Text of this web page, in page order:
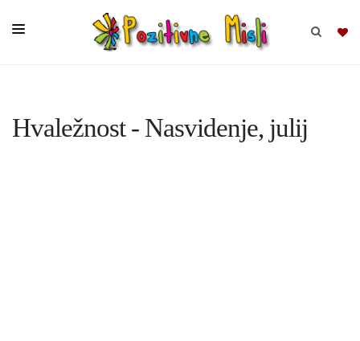
Hvaležnost - Nasvidenje, julij